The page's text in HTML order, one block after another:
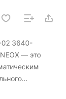
02 3640-
— это